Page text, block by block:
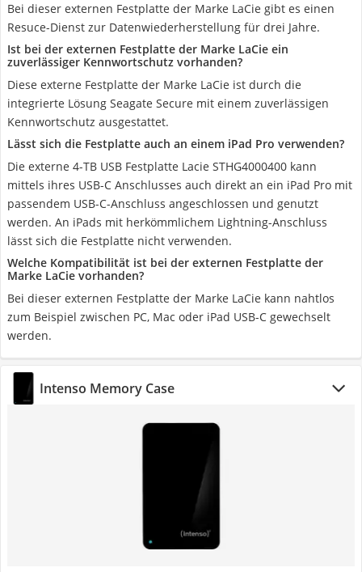
Bei dieser externen Festplatte der Marke LaCie gibt es einen
Resuce-Dienst zur Datenwiederherstellung für drei Jahre.
Ist bei der externen Festplatte der Marke LaCie ein
zuverlässiger Kennwortschutz vorhanden?
Diese externe Festplatte der Marke LaCie ist durch die
integrierte Lösung Seagate Secure mit einem zuverlässigen
Kennwortschutz ausgestattet.
Lässt sich die Festplatte auch an einem iPad Pro verwenden?
Die externe 4-TB USB Festplatte Lacie STHG4000400 kann
mittels ihres USB-C Anschlusses auch direkt an ein iPad Pro mit
passendem USB-C-Anschluss angeschlossen und genutzt
werden. An iPads mit herkömmlichem Lightning-Anschluss
lässt sich die Festplatte nicht verwenden.
Welche Kompatibilität ist bei der externen Festplatte der
Marke LaCie vorhanden?
Bei dieser externen Festplatte der Marke LaCie kann nahtlos
zum Beispiel zwischen PC, Mac oder iPad USB-C gewechselt
werden.
Intenso Memory Case